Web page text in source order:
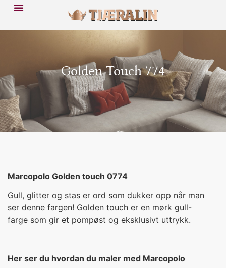
Golden Touch 774
Marcopolo Golden touch 0774
Gull, glitter og stas er ord som dukker opp når man
ser denne fargen! Golden touch er en mørk gull-
farge som gir et pompøst og eksklusivt uttrykk.
Her ser du hvordan du maler med Marcopolo